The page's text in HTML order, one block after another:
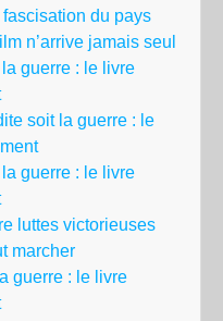
du pays
n’arrive jamais seul
guerre : le livre
soit la guerre : le
guerre : le livre
luttes victorieuses
marcher
guerre : le livre